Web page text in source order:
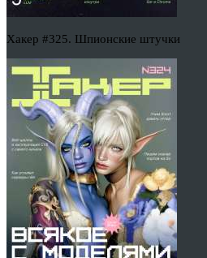
Хакер #325. Шпионские штучки